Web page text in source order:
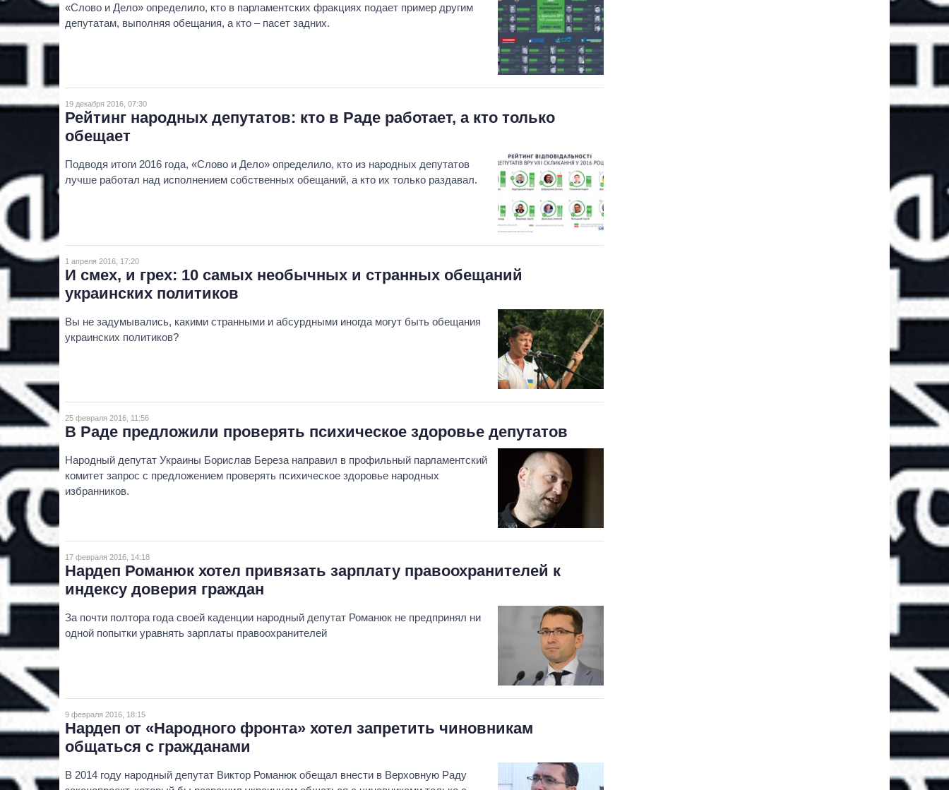
«Слово и Дело» определило, кто в парламентских фракциях подает пример другим
депутатам, выполняя обещания, а кто – пасет задних.
19 декабря 2016, 07:30
Рейтинг народных депутатов: кто в Раде работает, а кто только
обещает
Подводя итоги 2016 года, «Слово и Дело» определило, кто из народных депутатов
лучше работал над исполнением собственных обещаний, а кто их только раздавал.
1 апреля 2016, 17:20
И смех, и грех: 10 самых необычных и странных обещаний
украинских политиков
Вы не задумывались, какими странными и абсурдными иногда могут быть обещания
украинских политиков?
25 февраля 2016, 11:56
В Раде предложили проверять психическое здоровье депутатов
Народный депутат Украины Борислав Береза направил в профильный парламентский
комитет запрос с предложением проверять психическое здоровье народных
избранников.
17 февраля 2016, 14:18
Нардеп Романюк хотел привязать зарплату правоохранителей к
индексу доверия граждан
За почти полтора года своей каденции народный депутат Романюк не предпринял ни
одной попытки уравнять зарплаты правоохранителей
9 февраля 2016, 18:15
Нардеп от «Народного фронта» хотел запретить чиновникам
общаться с гражданами
В 2014 году народный депутат Виктор Романюк обещал внести в Верховную Раду